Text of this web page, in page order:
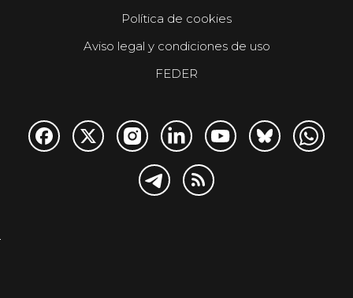
Política de cookies
Aviso legal y condiciones de uso
FEDER